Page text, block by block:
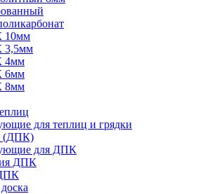
10мм
4мм
6мм
8мм
для теплиц и грядки
(ДПК)
для ДПК
ДПК